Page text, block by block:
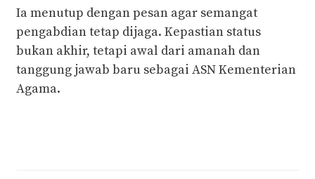
Ia menutup dengan pesan agar semangat
pengabdian tetap dijaga. Kepastian status
bukan akhir, tetapi awal dari amanah dan
tanggung jawab baru sebagai ASN Kementerian
Agama.